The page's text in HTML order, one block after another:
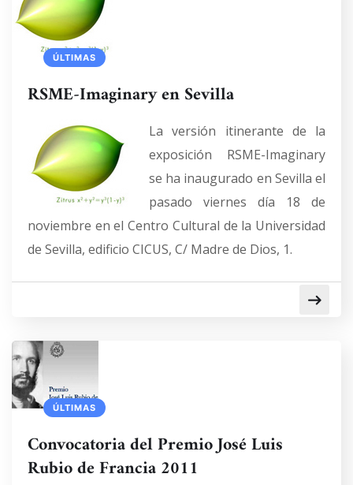
ÚLTIMAS
RSME-Imaginary en Sevilla
La versión itinerante de la
exposición RSME-Imaginary
se ha inaugurado en Sevilla el
pasado viernes día 18 de
noviembre en el Centro Cultural de la Universidad
de Sevilla, edificio CICUS, C/ Madre de Dios, 1.
ÚLTIMAS
Convocatoria del Premio José Luis
Rubio de Francia 2011